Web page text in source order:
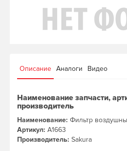
Описание Аналоги Видео
Наименование запчасти,
производитель
Наименование: Фильтр
Артикул: A1663
Производитель: Sakura